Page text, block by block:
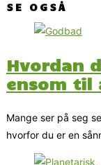
SE OGSÅ
Hvordan
ensom til
Mange ser på seg
hvorfor du er en